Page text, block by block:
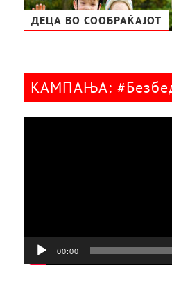
ДЕЦА ВО СООБРАЌАЈОТ
КАМПАЊА:
00:00